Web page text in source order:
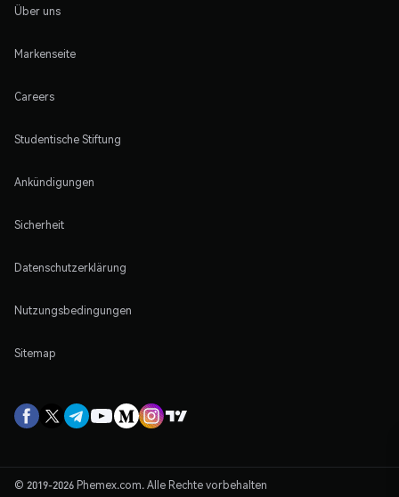
Über uns
Markenseite
Careers
Studentische Stiftung
Ankündigungen
Sicherheit
Datenschutzerklärung
Nutzungsbedingungen
Sitemap
© 2019-2026 Phemex.com. Alle Rechte vorbehalten